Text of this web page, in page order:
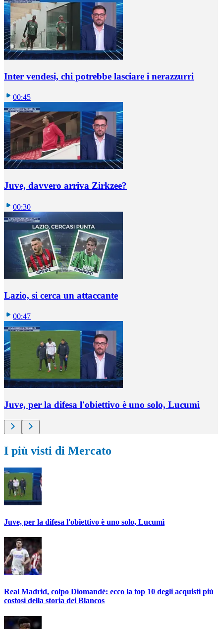
Inter vendesi, chi potrebbe lasciare i nerazzurri
00:45
Juve, davvero arriva Zirkzee?
00:30
Lazio, si cerca un attaccante
00:47
Juve, per la difesa l'obiettivo è uno solo, Lucumì
I più visti di Mercato
Juve, per la difesa l'obiettivo è uno solo, Lucumì
Real Madrid, colpo Diomandé: ecco la top 10 degli acquisti più
costosi della storia dei Blancos